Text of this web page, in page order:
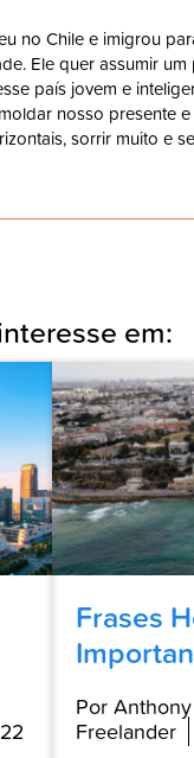
no Chile e imigrou
Ele quer assumir
país jovem e
nosso presente
sorrir muito e
em:
Frases
Por Anthony
Freelander